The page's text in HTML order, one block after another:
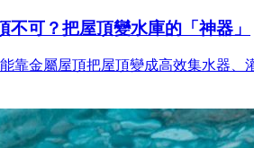
可？把屋頂變水庫的「神器」
靠金屬屋頂把屋頂變成高效集水器